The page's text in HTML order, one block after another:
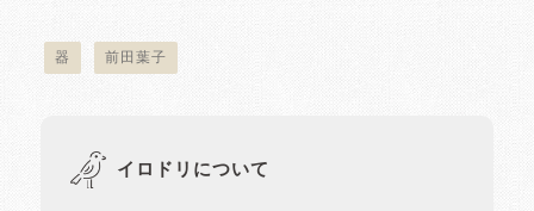
器 前田葉子
イロドリについて